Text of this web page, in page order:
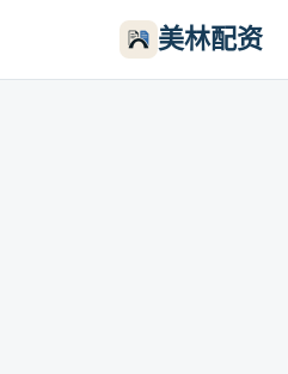
美林配资